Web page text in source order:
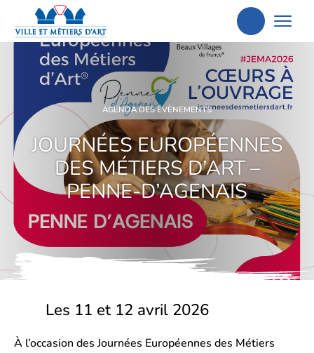
Aller
à
la
recherche
AGENDA DES ÉVÈNEMENTS
JOURNÉES EUROPÉENNES
DES MÉTIERS D’ART –
PENNE-D’AGENAIS
Les 11 et 12 avril 2026
À l’occasion des Journées Européennes des Métiers